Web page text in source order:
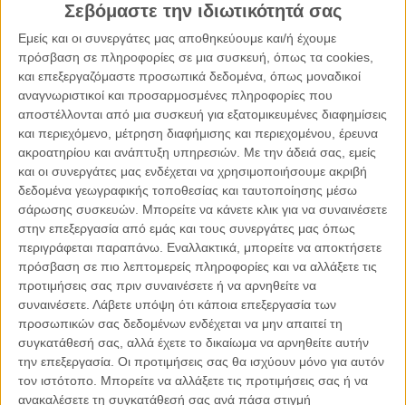
Σεβόμαστε την ιδιωτικότητά σας
Εμείς και οι συνεργάτες μας αποθηκεύουμε και/ή έχουμε
πρόσβαση σε πληροφορίες σε μια συσκευή, όπως τα cookies,
και επεξεργαζόμαστε προσωπικά δεδομένα, όπως μοναδικοί
αναγνωριστικοί και προσαρμοσμένες πληροφορίες που
αποστέλλονται από μια συσκευή για εξατομικευμένες διαφημίσεις
και περιεχόμενο, μέτρηση διαφήμισης και περιεχομένου, έρευνα
ακροατηρίου και ανάπτυξη υπηρεσιών. Με την άδειά σας, εμείς
και οι συνεργάτες μας ενδέχεται να χρησιμοποιήσουμε ακριβή
δεδομένα γεωγραφικής τοποθεσίας και ταυτοποίησης μέσω
σάρωσης συσκευών. Μπορείτε να κάνετε κλικ για να συναινέσετε
στην επεξεργασία από εμάς και τους συνεργάτες μας όπως
περιγράφεται παραπάνω. Εναλλακτικά, μπορείτε να αποκτήσετε
πρόσβαση σε πιο λεπτομερείς πληροφορίες και να αλλάξετε τις
προτιμήσεις σας πριν συναινέσετε ή να αρνηθείτε να
συναινέσετε. Λάβετε υπόψη ότι κάποια επεξεργασία των
προσωπικών σας δεδομένων ενδέχεται να μην απαιτεί τη
συγκατάθεσή σας, αλλά έχετε το δικαίωμα να αρνηθείτε αυτήν
την επεξεργασία. Οι προτιμήσεις σας θα ισχύουν μόνο για αυτόν
τον ιστότοπο. Μπορείτε να αλλάξετε τις προτιμήσεις σας ή να
ανακαλέσετε τη συγκατάθεσή σας ανά πάσα στιγμή
Κέλλυ Καμπάκη
Κέλλυ Καμπάκη: Η μαμά της Έμμας
γράφει για την “ισόβια καταδίκη
της”
Γιάννης Πανούσης
Οι μόνοι αθώοι
Αντώνιος Ντακανάλης
Τέμπη: Η Κορυφή του Παγόβουνου
μιας Κοινωνίας που βράζει
Γιάννης Πανούσης
Μικροδιάβολοι ή άγουροι
εγκληματίες; – Άρθρο – παρέμβαση